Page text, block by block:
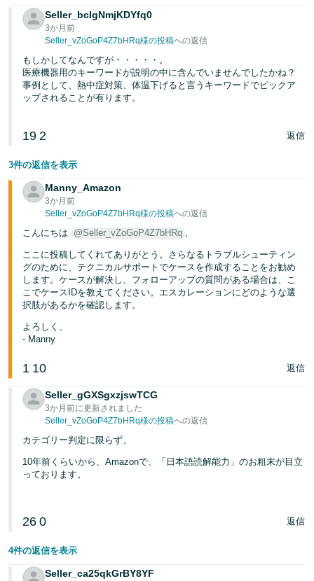
Seller_bcIgNmjKDYfq0
3か月前
Seller_vZoGoP4Z7bHRq様の投稿への返信
もしかしてなんですが・・・・・。
医療機器用のキーワードが説明の中に含んでいませんでしたかね？
事例として、熱中症対策、体温下げると言うキーワードでピックア
ップされることが有ります。
19 2 返信
3件の返信を表示
Manny_Amazon
3か月前
Seller_vZoGoP4Z7bHRq様の投稿への返信
こんにちは @Seller_vZoGoP4Z7bHRq ,
ここに投稿してくれてありがとう。さらなるトラブルシューティン
グのために、テクニカルサポートでケースを作成することをお勧め
します。ケースが解決し、フォローアップの質問がある場合は、こ
こでケースIDを教えてください。エスカレーションにどのような選
択肢があるかを確認します。
よろしく、
- Manny
1 10 返信
Seller_gGXSgxzjswTCG
3か月前に更新されました
Seller_vZoGoP4Z7bHRq様の投稿への返信
カテゴリー判定に限らず、
10年前くらいから、Amazonで、「日本語読解能力」のお粗末が目立
っております。
26 0 返信
4件の返信を表示
Seller_ca25qkGrBY8YF